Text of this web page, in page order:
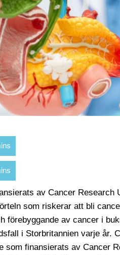
av Cancer Research
som riskerar att bli
förebyggande av cancer i
i Storbritannien varje år.
finansierats av Cancer